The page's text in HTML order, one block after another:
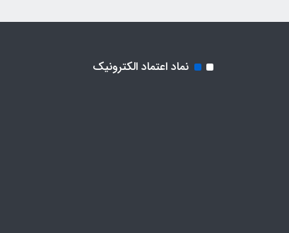
نماد اعتماد الکترونیک